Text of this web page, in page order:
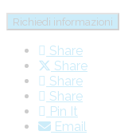
Share
Share
Share
Share
Pin It
Email